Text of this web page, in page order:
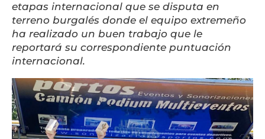
etapas internacional que se disputa en
terreno burgalés donde el equipo extremeño
ha realizado un buen trabajo que le
reportará su correspondiente puntuación
internacional.